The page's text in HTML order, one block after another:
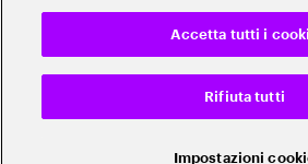
Impostazioni
Rifiuta tutti
Accetta tutti i